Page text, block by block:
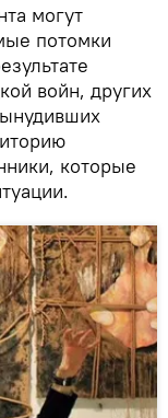
могут
потомки
войн, других
которые